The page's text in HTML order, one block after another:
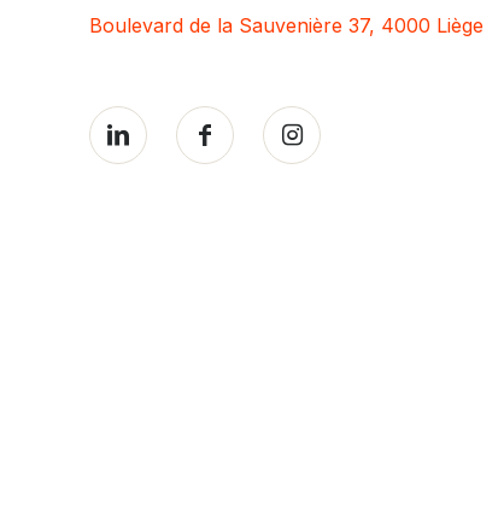
Boulevard de la Sauvenière 37, 4000 Liège